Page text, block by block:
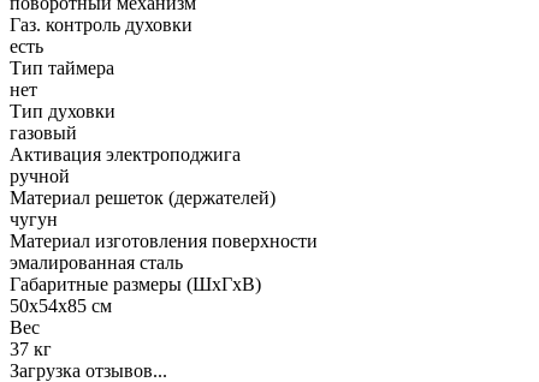
Газ. контроль духовки
есть
Тип таймера
нет
Тип духовки
газовый
Активация электроподжига
ручной
Материал решеток (держателей)
чугун
Материал изготовления поверхности
эмалированная сталь
Габаритные размеры (ШхГхВ)
50х54х85 см
Вес
37 кг
Загрузка отзывов...